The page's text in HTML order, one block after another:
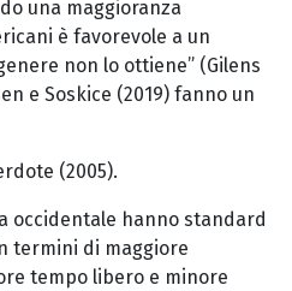
una maggioranza
è favorevole a un
non lo ottiene” (Gilens
e Soskice (2019) fanno un
(2005).
occidentale hanno standard
termini di maggiore
tempo libero e minore